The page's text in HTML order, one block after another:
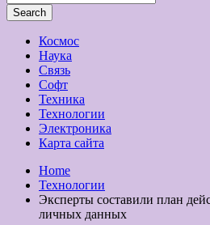
Search
Космос
Наука
Связь
Софт
Техника
Технологии
Электроника
Карта сайта
Home
Технологии
Эксперты составили план
личных данных